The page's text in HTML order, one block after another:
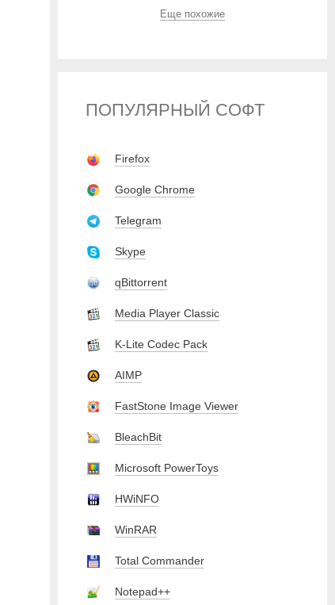
Еще похожие
ПОПУЛЯРНЫЙ СОФТ
Firefox
Google Chrome
Telegram
Skype
qBittorrent
Media Player Classic
K-Lite Codec Pack
AIMP
FastStone Image Viewer
BleachBit
Microsoft PowerToys
HWiNFO
WinRAR
Total Commander
Notepad++